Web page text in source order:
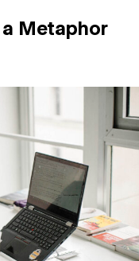
Metaphor